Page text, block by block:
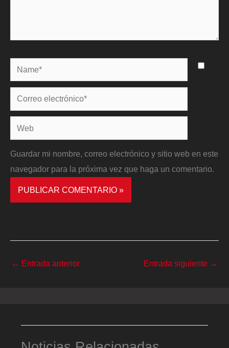
Name*
Correo
electrónico*
Web
Guardar mi nombre, correo electrónico y sitio web en este
navegador para la próxima vez que haga un comentario.
← Entrada anterior Entrada siguiente →